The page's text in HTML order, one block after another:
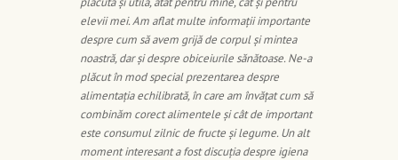
elevii mei. Am aflat multe informații importante
despre cum să avem grijă de corpul și mintea
noastră, dar și despre obiceiurile sănătoase. Ne-a
plăcut în mod special prezentarea despre
alimentația echilibrată, în care am învățat cum să
combinăm corect alimentele și cât de important
este consumul zilnic de fructe și legume. Un alt
moment interesant a fost discuția despre igiena